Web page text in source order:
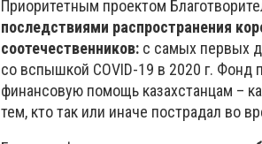
Приоритетным проектом
последствиями распространения
соотечественников: с самых первых
со вспышкой COVID-19 в 2020 г. Фонд
финансовую помощь казахстанцам –
тем, кто так или иначе пострадал во